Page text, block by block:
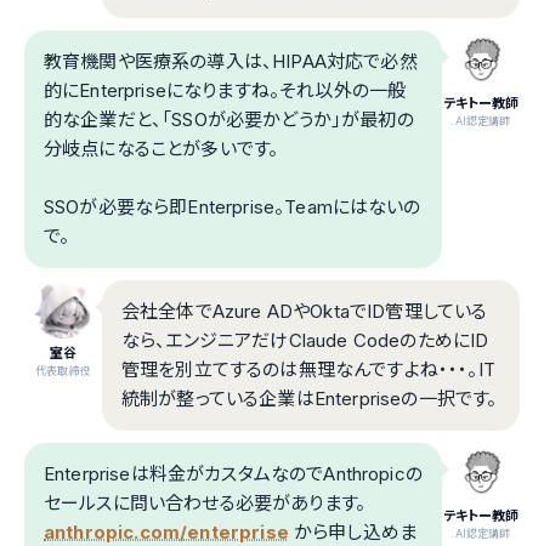
テキトー教師
.AI認定講師
教育機関や医療系の導入は、HIPAA対応で必然
的にEnterpriseになりますね。それ以外の一般
的な企業だと、「SSOが必要かどうか」が最初の
分岐点になることが多いです。
SSOが必要なら即Enterprise。Teamにはないの
で。
室谷
代表取締役
会社全体でAzure ADやOktaでID管理している
なら、エンジニアだけClaude CodeのためにID
管理を別立てするのは無理なんですよね・・・。IT
統制が整っている企業はEnterpriseの一択です。
テキトー教師
.AI認定講師
Enterpriseは料金がカスタムなのでAnthropicの
セールスに問い合わせる必要があります。
anthropic.com/enterprise から申し込めま